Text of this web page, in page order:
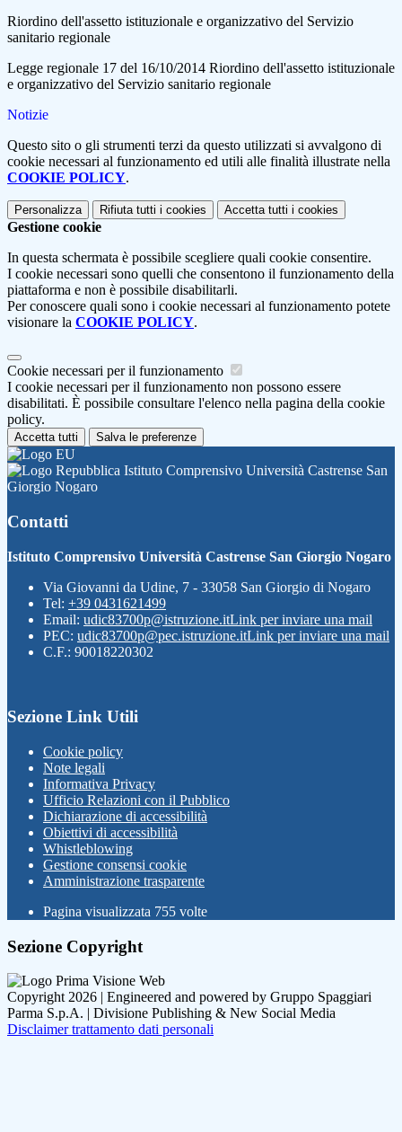
Riordino dell'assetto istituzionale e organizzativo del Servizio
sanitario regionale
Legge regionale 17 del 16/10/2014 Riordino dell'assetto istituzionale
e organizzativo del Servizio sanitario regionale
Notizie
Questo sito o gli strumenti terzi da questo utilizzati si avvalgono di
cookie necessari al funzionamento ed utili alle finalità illustrate nella
COOKIE POLICY.
Personalizza Rifiuta tutti i cookies Accetta tutti i cookies
Gestione cookie
In questa schermata è possibile scegliere quali cookie consentire.
I cookie necessari sono quelli che consentono il funzionamento della
piattaforma e non è possibile disabilitarli.
Per conoscere quali sono i cookie necessari al funzionamento potete
visionare la COOKIE POLICY.
Cookie necessari per il funzionamento
I cookie necessari per il funzionamento non possono essere
disabilitati. È possibile consultare l'elenco nella pagina della cookie
policy.
Accetta tutti Salva le preferenze
Istituto Comprensivo Università Castrense San
Giorgio Nogaro
Contatti
Istituto Comprensivo Università Castrense San Giorgio Nogaro
Via Giovanni da Udine, 7 - 33058 San Giorgio di Nogaro
Tel: +39 0431621499
Email: udic83700p@istruzione.itLink per inviare una mail
PEC: udic83700p@pec.istruzione.itLink per inviare una mail
C.F.: 90018220302
Sezione Link Utili
Cookie policy
Note legali
Informativa Privacy
Ufficio Relazioni con il Pubblico
Dichiarazione di accessibilità
Obiettivi di accessibilità
Whistleblowing
Gestione consensi cookie
Amministrazione trasparente
Pagina visualizzata 755 volte
Sezione Copyright
Copyright 2026 | Engineered and powered by Gruppo Spaggiari
Parma S.p.A. | Divisione Publishing & New Social Media
Disclaimer trattamento dati personali